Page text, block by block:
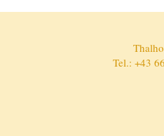
Tel.: +43